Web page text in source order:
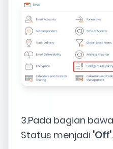
3.Pada bagian
Status menjadi 'Off'.